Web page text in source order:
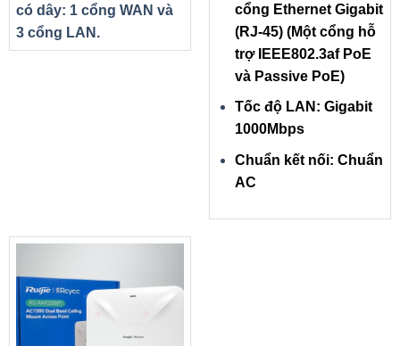
HIỆU SUẤT
có dây: 1 cổng WAN và
3 cổng LAN.
cổng Ethernet Gigabit
(RJ-45) (Một cổng hỗ
trợ IEEE802.3af PoE
và Passive PoE)
Tốc độ LAN: Gigabit
1000Mbps
Chuẩn kết nối: Chuẩn
AC